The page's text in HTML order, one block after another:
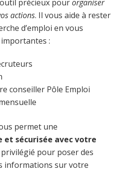
précieux pourorganiser
actions. Il vous aide à rester
d’emploi en vous
:
conseiller Pôle Emploi
permet une
sécurisée avec votre
privilégié pour poser des
informations sur votre